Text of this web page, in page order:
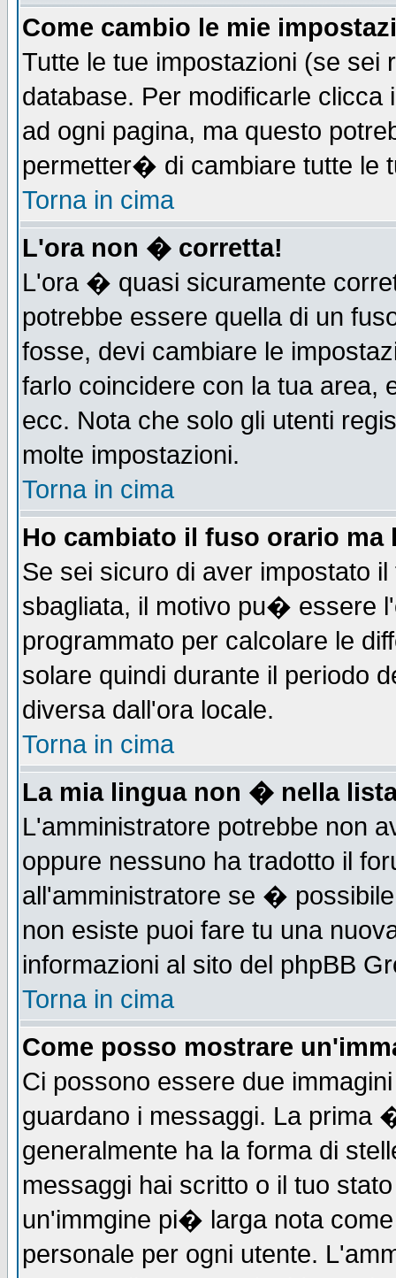
Come cambio le mie
Tutte le tue impostazioni (se sei
database. Per modificarle clicca
ad ogni pagina, ma questo
permetter� di cambiare tutte le
Torna in cima
L'ora non � corretta!
L'ora � quasi sicuramente
potrebbe essere quella di un
fosse, devi cambiare le
farlo coincidere con la tua area,
ecc. Nota che solo gli utenti
molte impostazioni.
Torna in cima
Ho cambiato il fuso orario
Se sei sicuro di aver impostato
sbagliata, il motivo pu� essere
programmato per calcolare le
solare quindi durante il periodo
diversa dall'ora locale.
Torna in cima
La mia lingua non � nella
L'amministratore potrebbe non
oppure nessuno ha tradotto il
all'amministratore se �
non esiste puoi fare tu una
informazioni al sito del phpBB
Torna in cima
Come posso mostrare
Ci possono essere due
guardano i messaggi. La prima
generalmente ha la forma di
messaggi hai scritto o il tuo
un'immgine pi� larga nota
personale per ogni utente.